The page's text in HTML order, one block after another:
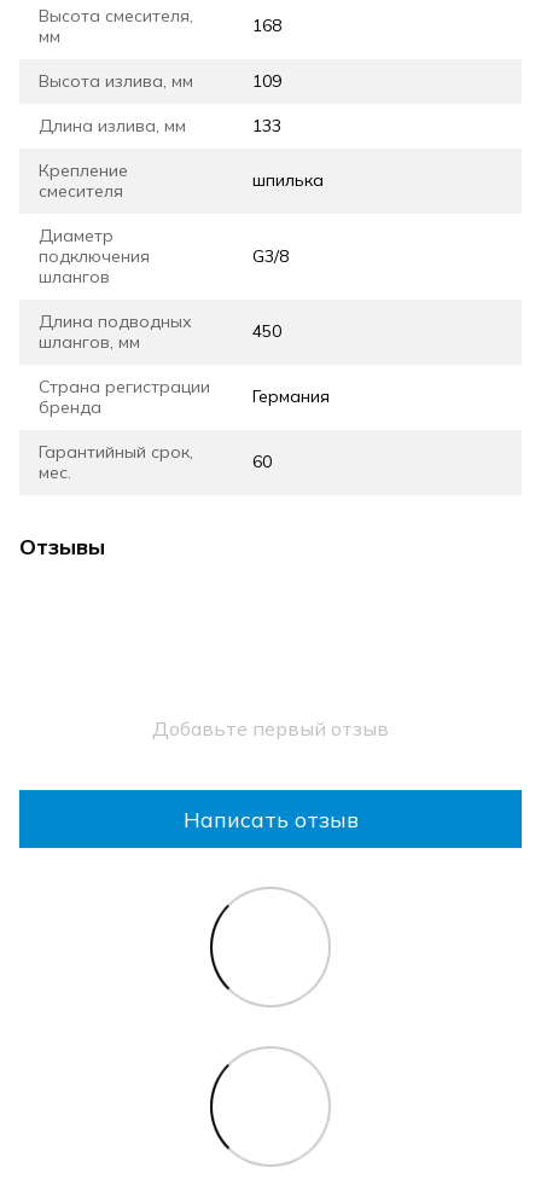
Высота смесителя,
мм
168
Высота излива, мм 109
Длина излива, мм 133
Крепление
смесителя
шпилька
Диаметр
подключения
шлангов
G3/8
Длина подводных
шлангов, мм
450
Страна регистрации
бренда
Германия
Гарантийный срок,
мес.
60
Отзывы
Добавьте первый отзыв
Написать отзыв